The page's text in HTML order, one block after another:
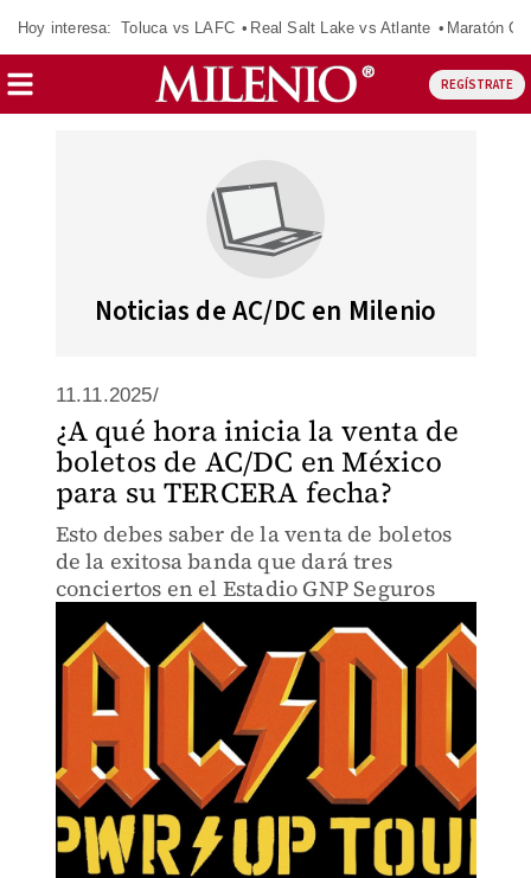
Hoy interesa: Toluca vs LAFC Real Salt Lake vs Atlante Maratón
REGÍSTRATE
Noticias de AC/DC en Milenio
11.11.2025/
¿A qué hora inicia la venta de
boletos de AC/DC en México
para su TERCERA fecha?
Esto debes saber de la venta de boletos
de la exitosa banda que dará tres
conciertos en el Estadio GNP Seguros